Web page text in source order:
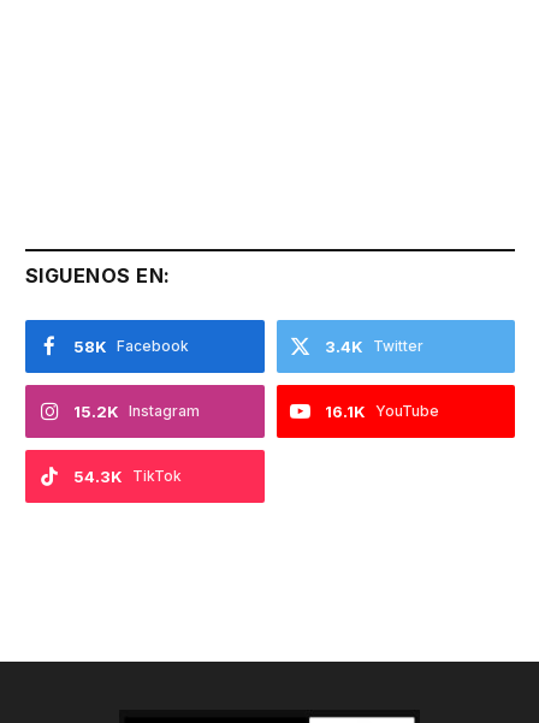
SIGUENOS EN:
Facebook
58K Twitter
3.4K
Instagram
15.2K YouTube
16.1K
TikTok
54.3K